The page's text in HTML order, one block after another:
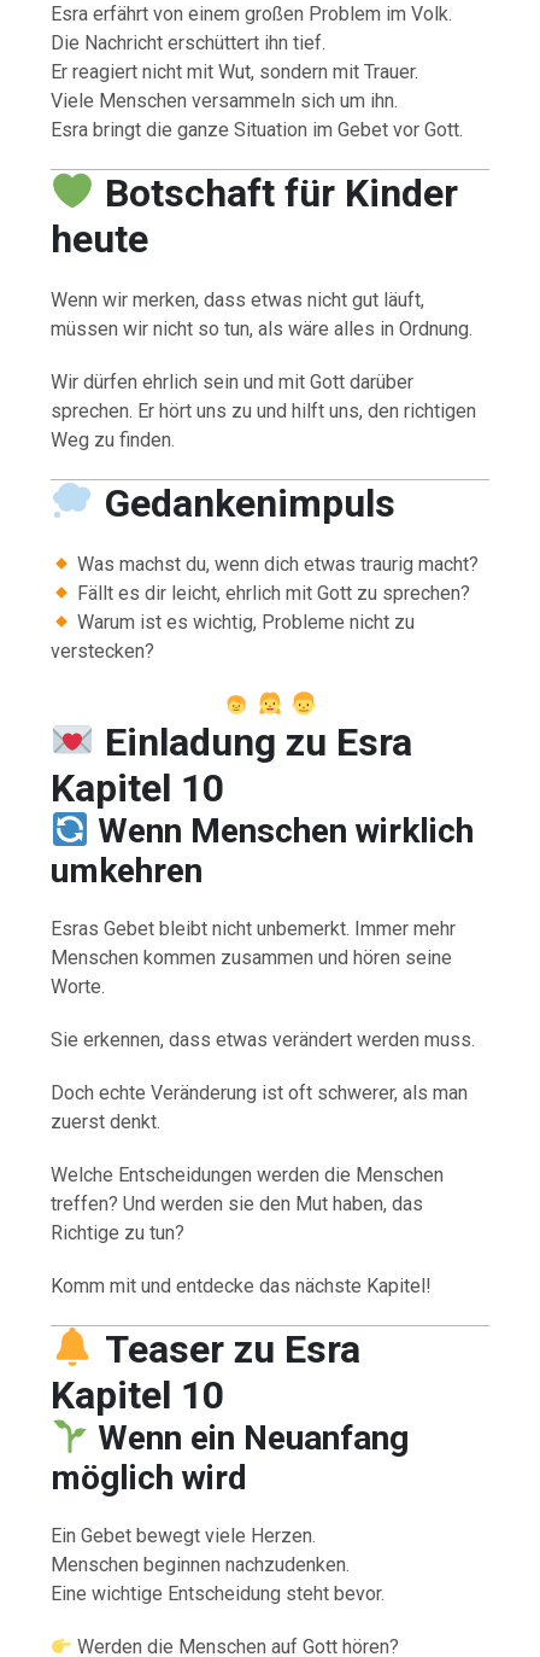
Esra erfährt von einem großen Problem im Volk.
Die Nachricht erschüttert ihn tief.
Er reagiert nicht mit Wut, sondern mit Trauer.
Viele Menschen versammeln sich um ihn.
Esra bringt die ganze Situation im Gebet vor Gott.
Botschaft für Kinder
heute
Wenn wir merken, dass etwas nicht gut läuft,
müssen wir nicht so tun, als wäre alles in Ordnung.
Wir dürfen ehrlich sein und mit Gott darüber
sprechen. Er hört uns zu und hilft uns, den richtigen
Weg zu finden.
Gedankenimpuls
Was machst du, wenn dich etwas traurig macht?
Fällt es dir leicht, ehrlich mit Gott zu sprechen?
Warum ist es wichtig, Probleme nicht zu
verstecken?
Einladung zu Esra
Kapitel 10
Wenn Menschen wirklich
umkehren
Esras Gebet bleibt nicht unbemerkt. Immer mehr
Menschen kommen zusammen und hören seine
Worte.
Sie erkennen, dass etwas verändert werden muss.
Doch echte Veränderung ist oft schwerer, als man
zuerst denkt.
Welche Entscheidungen werden die Menschen
treffen? Und werden sie den Mut haben, das
Richtige zu tun?
Komm mit und entdecke das nächste Kapitel!
Teaser zu Esra
Kapitel 10
Wenn ein Neuanfang
möglich wird
Ein Gebet bewegt viele Herzen.
Menschen beginnen nachzudenken.
Eine wichtige Entscheidung steht bevor.
Werden die Menschen auf Gott hören?